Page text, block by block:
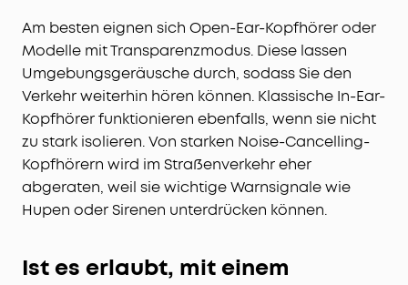
Am besten eignen sich Open-Ear-Kopfhörer oder
Modelle mit Transparenzmodus. Diese lassen
Umgebungsgeräusche durch, sodass Sie den
Verkehr weiterhin hören können. Klassische In-Ear-
Kopfhörer funktionieren ebenfalls, wenn sie nicht
zu stark isolieren. Von starken Noise-Cancelling-
Kopfhörern wird im Straßenverkehr eher
abgeraten, weil sie wichtige Warnsignale wie
Hupen oder Sirenen unterdrücken können.
Ist es erlaubt, mit einem